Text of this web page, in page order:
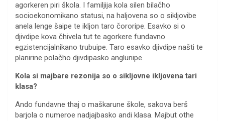
agorkeren piri škola. I familjija kola silen bilačho
socioekonomikano statusi, na haljovena so o sikljovibe
anela lenge šaipe te ikljon taro čororipe. Esavko si o
djivdipe kova čhivela tut te agorkere fundavno
egzistencijalnikano trubuipe. Taro esavko djivdipe našti te
planirine polačho djivdipasko anglunipe.
Kola si majbare rezonija so o sikljovne ikljovena tari
klasa?
Ando fundavne thaj o maškarune škole, sakova berš
barjola o numeroe nadjajbasko andi klasa. Majbut othe